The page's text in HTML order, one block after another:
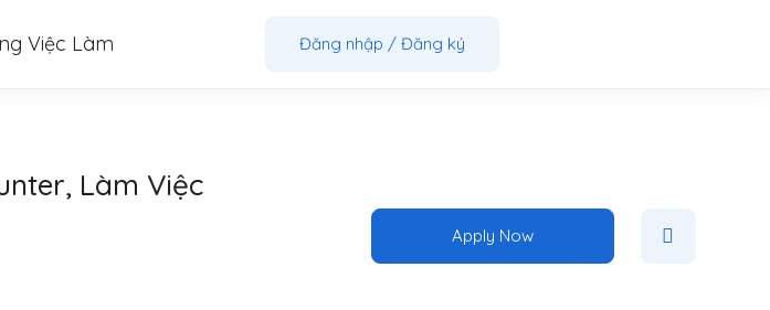
Việc Làm Đăng nhập / Đăng ký
Làm Việc
Apply Now